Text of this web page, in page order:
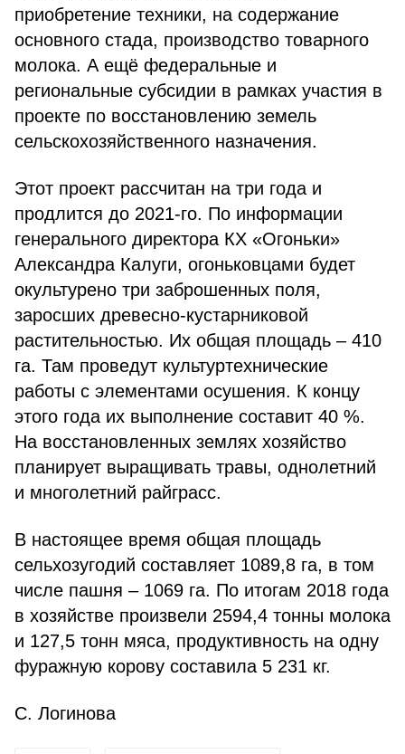
приобретение техники, на содержание
основного стада, производство товарного
молока. А ещё федеральные и
региональные субсидии в рамках участия в
проекте по восстановлению земель
сельскохозяйственного назначения.
Этот проект рассчитан на три года и
продлится до 2021-го. По информации
генерального директора КХ «Огоньки»
Александра Калуги, огоньковцами будет
окультурено три заброшенных поля,
заросших древесно-кустарниковой
растительностью. Их общая площадь – 410
га. Там проведут культуртехнические
работы с элементами осушения. К концу
этого года их выполнение составит 40 %.
На восстановленных землях хозяйство
планирует выращивать травы, однолетний
и многолетний райграсс.
В настоящее время общая площадь
сельхозугодий составляет 1089,8 га, в том
числе пашня – 1069 га. По итогам 2018 года
в хозяйстве произвели 2594,4 тонны молока
и 127,5 тонн мяса, продуктивность на одну
фуражную корову составила 5 231 кг.
С. Логинова